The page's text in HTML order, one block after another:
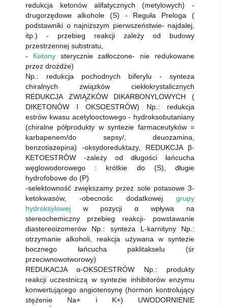
redukcja ketonów alifatycznych (metylowych) -
drugorzędowe alkohole (S) - Reguła Preloga (
podstawniki o najniższym pierwszeństwie- najdalej,
itp.) - przebieg reakcji zależy od budowy
przestrzennej substratu,
- Ketonysterycznie zatłoczone- nie redukowane
przez drożdże)
Np.: redukcja pochodnych biferylu - synteza
chiralnych związków ciekłokrystalicznych
REDUKCJA ZWIĄZKÓW DIKARBONYLOWYCH (
DIKETONÓW I OKSOESTRÓW) Np.: redukcja
estrów kwasu acetylooctowego - hydroksobutaniany
(chiralne półprodukty w syntezie farmaceutyków =
karbapenem/do sepsy/, deuozamina,
benzotiazepina) -oksydoreduktazy, REDUKCJA β-
KETOESTRÓW -zależy od długości łańcucha
węglowodorowego : krótkie do (S), długie
hydrofobowe do (P)
-selektowność zwiększamy przez sole potasowe 3-
ketokwasów, -obecnośc dodatkowej grupy
hydroksylowej w pozycji α wpływa na
stereochemiczny przebieg reakcji- powstawanie
diastereoizomerów Np.: synteza L-karnityny Np.:
otrzymanie alkoholi, reakcja używana w syntezie
bocznego łańcucha paklitakselu (śr
przeciwnowotworowy)
REDUKACJA α-OKSOESTRÓW Np.: produkty
reakcji uczestniczą w syntezie inhibitorów enzymu
konwertującego angiotensynę (hormon kontrolujący
stężenie Na+ i K+) UWODORNIENIE